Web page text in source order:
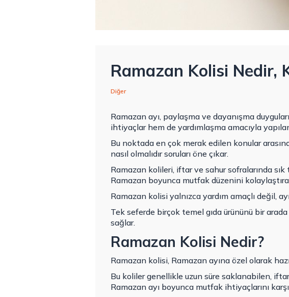
Ramazan Kolisi Nedir,
Diğer
Ramazan ayı, paylaşma ve dayanışma
ihtiyaçlar hem de yardımlaşma amacıyla
Bu noktada en çok merak edilen konular
nasıl olmalıdır soruları öne çıkar.
Ramazan kolileri, iftar ve sahur sofralarında
Ramazan boyunca mutfak düzenini
Ramazan kolisi yalnızca yardım amaçlı değil,
Tek seferde birçok temel gıda ürününü bir
sağlar.
Ramazan Kolisi Nedir?
Ramazan kolisi, Ramazan ayına özel olarak
Bu koliler genellikle uzun süre saklanabilen,
Ramazan ayı boyunca mutfak ihtiyaçlarını